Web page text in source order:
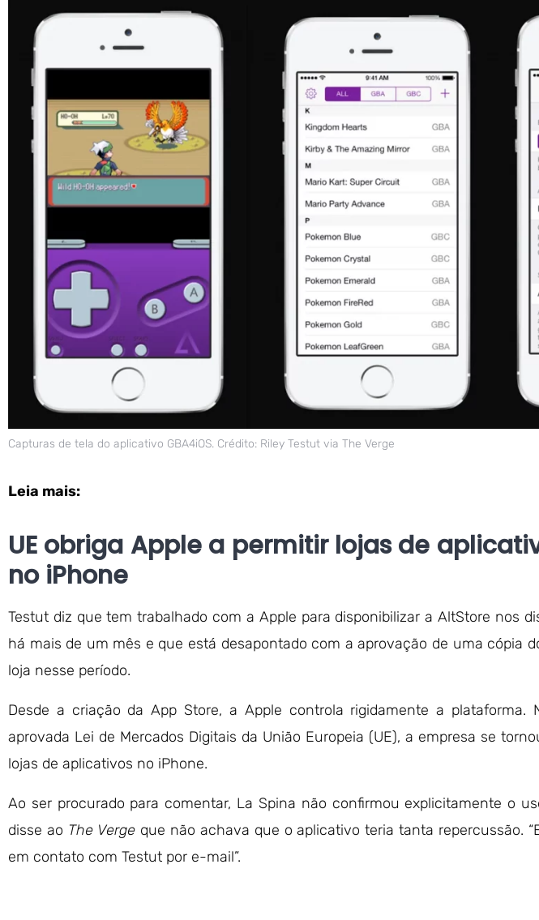
Capturas de tela do aplicativo GBA4iOS. Crédito: Riley Testut via The Verge
Leia mais:
UE obriga Apple a permitir lojas de
no iPhone
Testut diz que tem trabalhado com a Apple para disponibilizar a AltStore nos
há mais de um mês e que está desapontado com a aprovação de uma cópia
loja nesse período.
Desde a criação da App Store, a Apple controla rigidamente a
aprovada Lei de Mercados Digitais da União Europeia (UE), a empresa se
lojas de aplicativos no iPhone.
Ao ser procurado para comentar, La Spina não confirmou explicitamente o
disse ao The Vergeque não achava que o aplicativo teria tanta repercussão.
em contato com Testut por e-mail”.